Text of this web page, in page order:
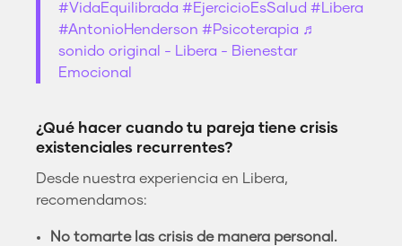
#VidaEquilibrada #EjercicioEsSalud #Libera
#AntonioHenderson #Psicoterapia ♬
sonido original - Libera - Bienestar
Emocional
¿Qué hacer cuando tu pareja tiene crisis
existenciales recurrentes?
Desde nuestra experiencia en Libera,
recomendamos:
No tomarte las crisis de manera personal.